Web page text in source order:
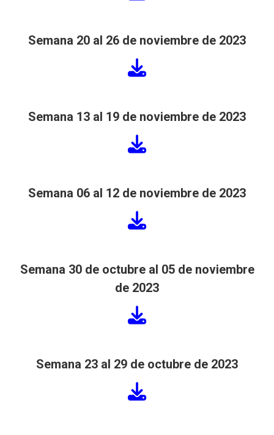
Semana 20 al 26 de noviembre de 2023
Semana 13 al 19 de noviembre de 2023
Semana 06 al 12 de noviembre de 2023
Semana 30 de octubre al 05 de noviembre
de 2023
Semana 23 al 29 de octubre de 2023